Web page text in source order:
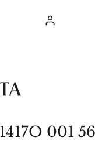
Zaloguj się
001 56